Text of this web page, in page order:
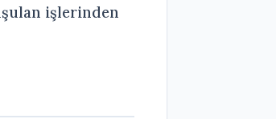
işlerinden